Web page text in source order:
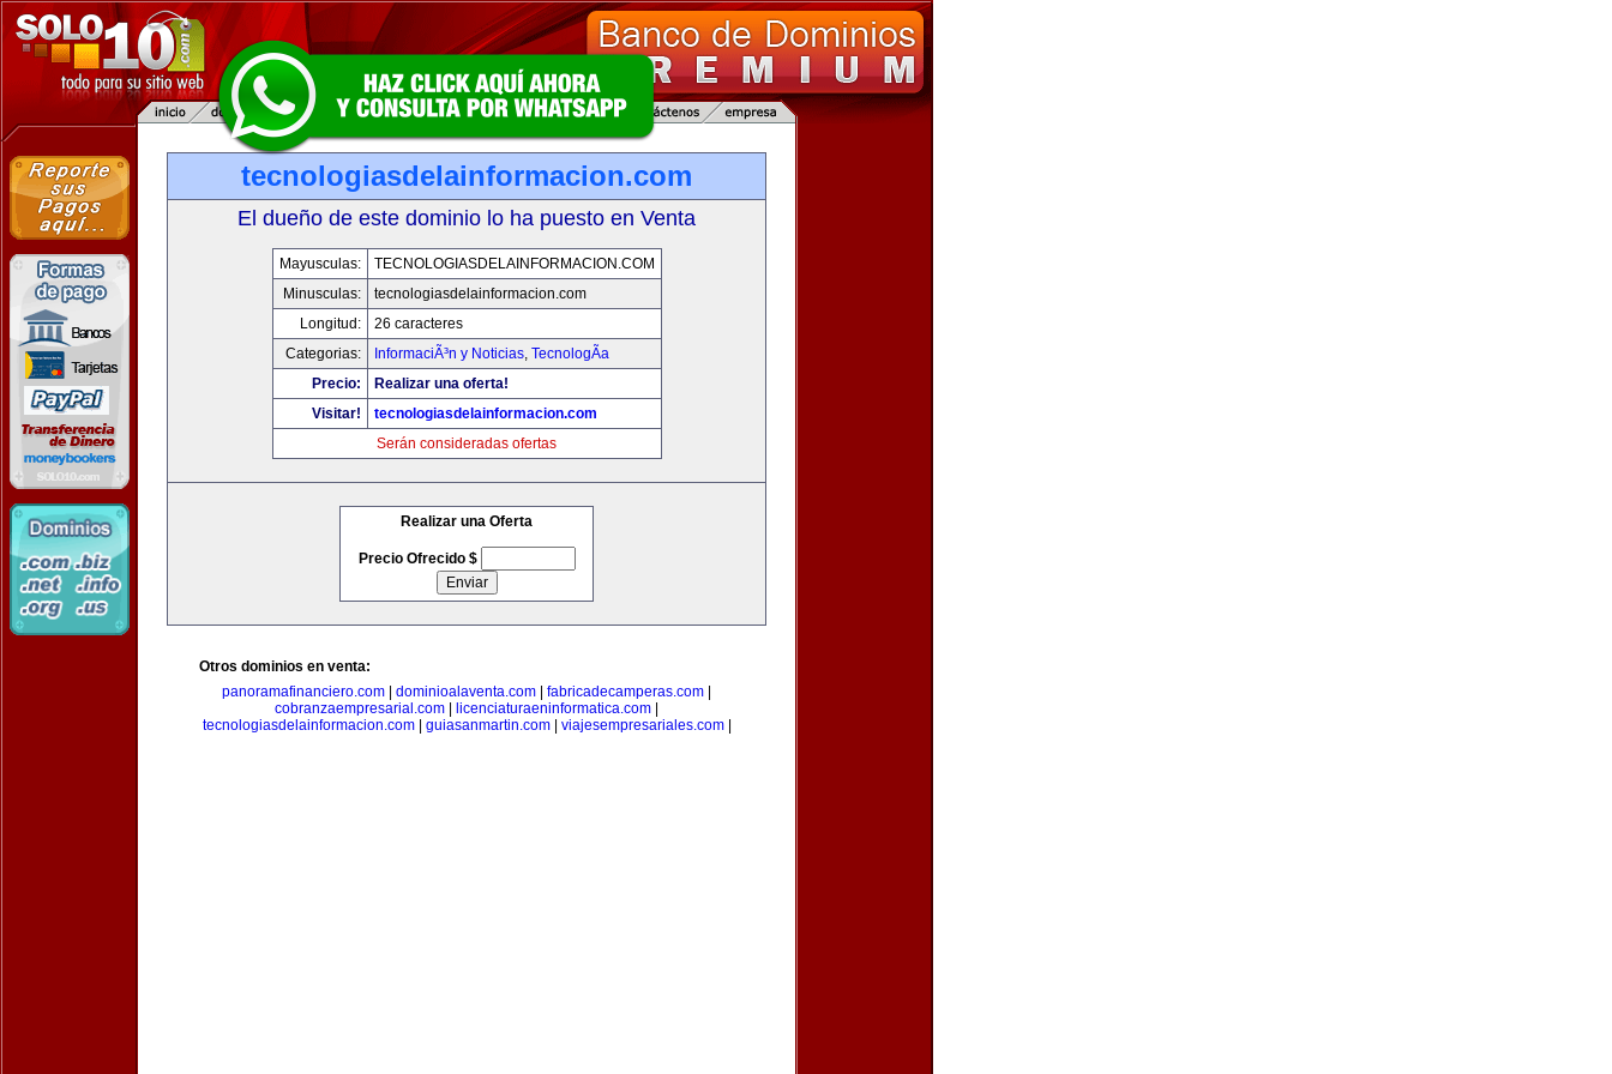
tecnologiasdelainformacion.com
El dueño de este dominio lo ha puesto en Venta
Mayusculas:
TECNOLOGIASDELAINFORMACION.COM
Minusculas:
tecnologiasdelainformacion.com
Longitud:
26 caracteres
Categorias:
InformaciÃ³n y Noticias, TecnologÃ­a
Precio:
Realizar una oferta!
Visitar!
tecnologiasdelainformacion.com
Serán consideradas ofertas
Realizar una Oferta
Precio Ofrecido $
Otros dominios en venta:
panoramafinanciero.com
dominioalaventa.com fabricadecamperas.com
cobranzaempresarial.com
licenciaturaeninformatica.com
tecnologiasdelainformacion.com| guiasanmartin.com| viajesempresariales.com|